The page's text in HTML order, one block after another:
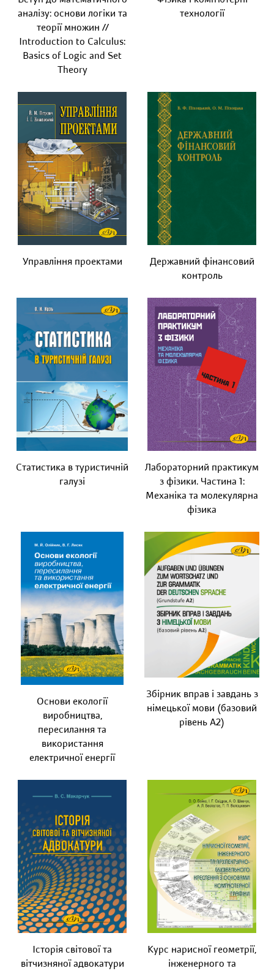
аналізу: основи логіки та
теорії множин //
Introduction to Calculus:
Basics of Logic and Set
Theory
технології
Управління проектами
Державний фінансовий
контроль
Статистика в туристичній
галузі
Лабораторний практикум
з фізики. Частина 1:
Механіка та молекулярна
фізика
Основи екології
виробництва,
пересилання та
використання
електричної енергії
Збірник вправ і завдань з
німецької мови (базовий
рівень А2)
Історія світової та
вітчизняної адвокатури
Курс нарисної геометрії,
інженерного та